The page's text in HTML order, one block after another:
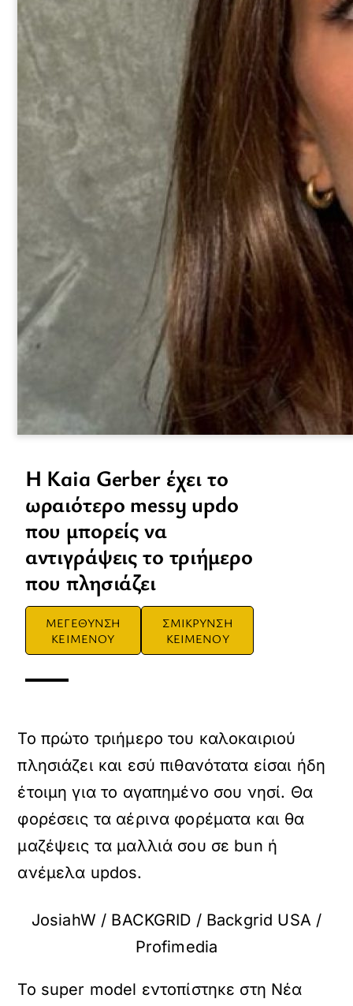
H Kaia Gerber έχει το
ωραιότερο messy updo
που μπορείς να
αντιγράψεις το τριήμερο
που πλησιάζει
ΜΕΓΕΘΥΝΣΗ
ΚΕΙΜΕΝΟΥ
ΣΜΙΚΡΥΝΣΗ
ΚΕΙΜΕΝΟΥ
Το πρώτο τριήμερο του καλοκαιριού
πλησιάζει και εσύ πιθανότατα είσαι ήδη
έτοιμη για το αγαπημένο σου νησί. Θα
φορέσεις τα αέρινα φορέματα και θα
μαζέψεις τα μαλλιά σου σε bun ή
ανέμελα updos.
JosiahW / BACKGRID / Backgrid USA /
Profimedia
Το super model εντοπίστηκε στη Νέα